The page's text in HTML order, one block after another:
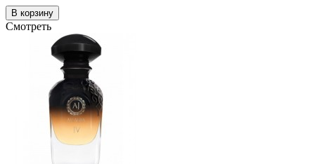
В корзину
Смотреть